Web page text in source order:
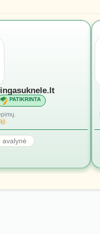
PATIKRINTA
avalynė